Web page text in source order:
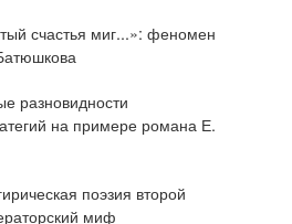
счастья миг...»: феномен
разновидности
на примере романа Е.
поэзия второй
миф